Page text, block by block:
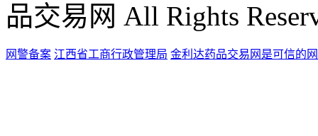
品交易网 All Rights
网警备案 江西省工商行政管理局 金利达药品交易网是可信的